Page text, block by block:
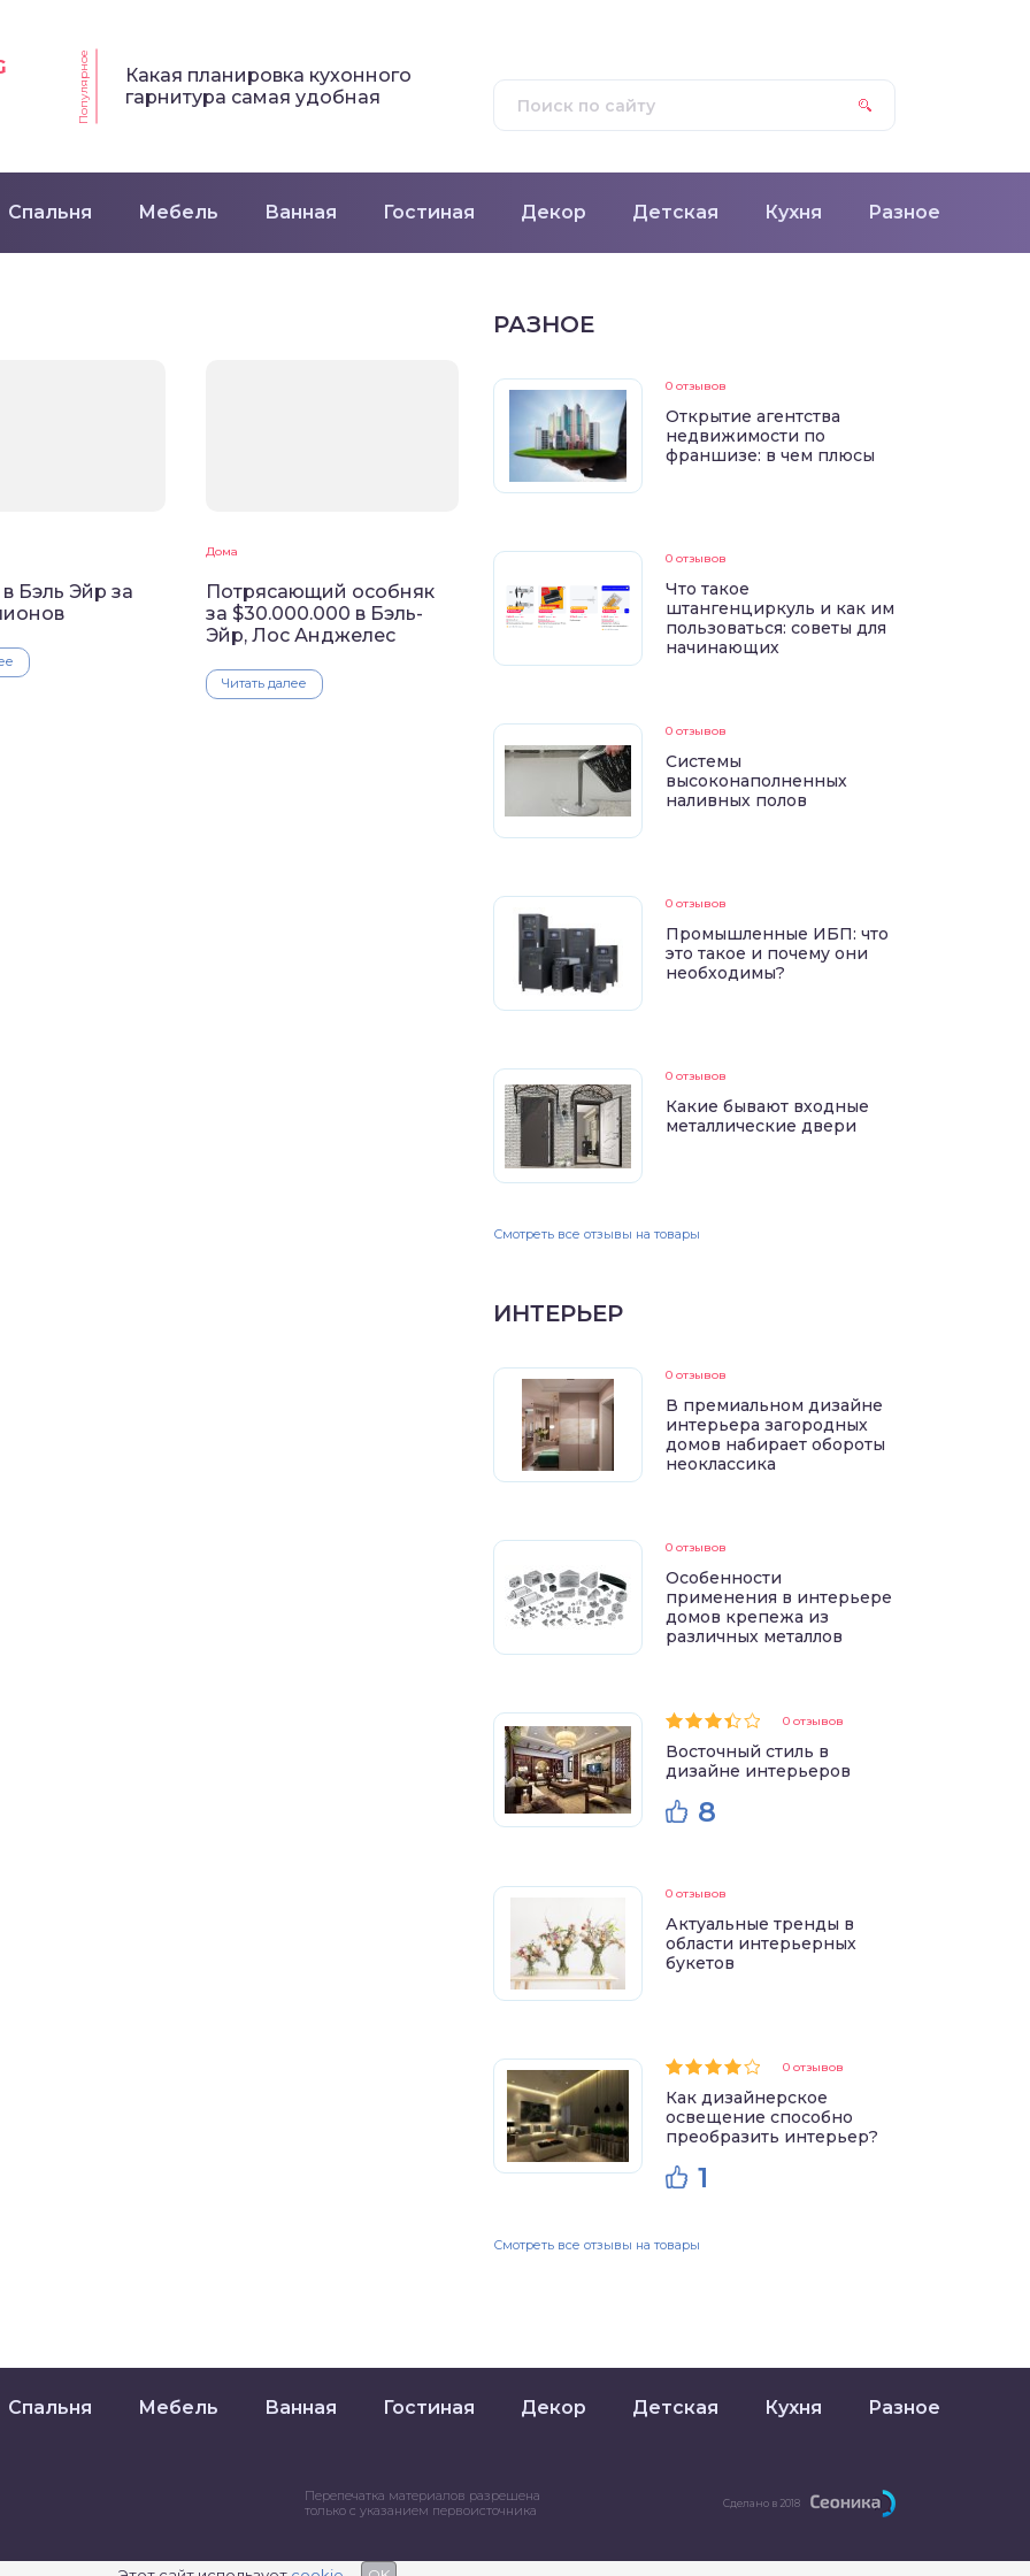
Популярное
Какая планировка кухонного
гарнитура самая удобная
Спальня Мебель Ванная Гостиная Декор Детская Кухня Разное
Бэль Эйр за
Дома
Потрясающий особняк
за $30.000.000 в Бэль-
Эйр, Лос Анджелес
Читать далее
РАЗНОЕ
0 отзывов
Открытие агентства
недвижимости по
франшизе: в чем плюсы
0 отзывов
Что такое
штангенциркуль и как им
пользоваться: советы для
начинающих
0 отзывов
Системы
высоконаполненных
наливных полов
0 отзывов
Промышленные ИБП: что
это такое и почему они
необходимы?
0 отзывов
Какие бывают входные
металлические двери
Смотреть все отзывы на товары
ИНТЕРЬЕР
0 отзывов
В премиальном дизайне
интерьера загородных
домов набирает обороты
неоклассика
0 отзывов
Особенности
применения в интерьере
домов крепежа из
различных металлов
0 отзывов
Восточный стиль в
дизайне интерьеров
8
0 отзывов
Актуальные тренды в
области интерьерных
букетов
0 отзывов
Как дизайнерское
освещение способно
преобразить интерьер?
1
Смотреть все отзывы на товары
Спальня Мебель Ванная Гостиная Декор Детская Кухня Разное
Перепечатка материалов разрешена
только с указанием первоисточника
Сделано в 2018